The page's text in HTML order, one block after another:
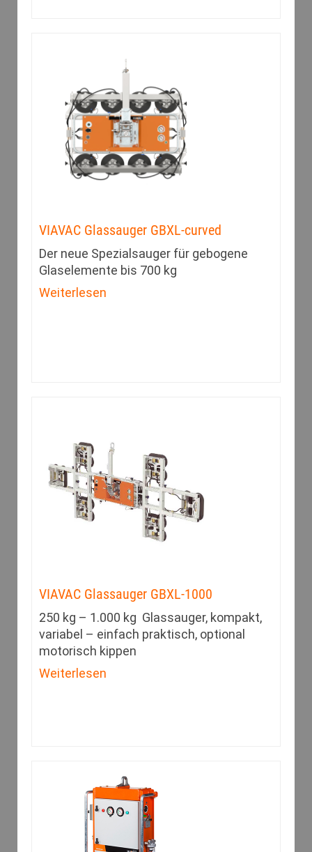
VIAVAC Glassauger GBXL-curved
Der neue Spezialsauger für gebogene
Glaselemente bis 700 kg
Weiterlesen
VIAVAC Glassauger GBXL-1000
250 kg – 1.000 kg Glassauger, kompakt,
variabel – einfach praktisch, optional
motorisch kippen
Weiterlesen